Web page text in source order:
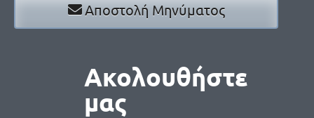
Αποστολή Μηνύματος
Ακολουθήστε
μας